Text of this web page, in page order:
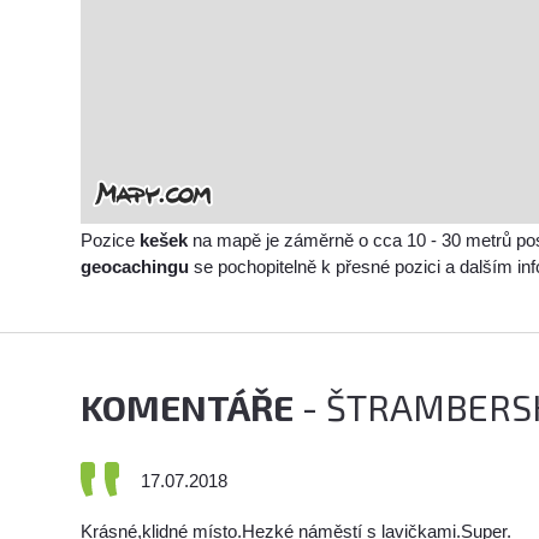
Pozice kešek na mapě je záměrně o cca 10 - 30 metrů
geocachingu se pochopitelně k přesné pozici a dalším
KOMENTÁŘE -
17.07.2018
Krásné,klidné místo.Hezké náměstí s lavičkami.Super.